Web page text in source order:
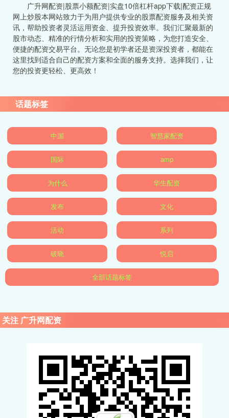
广升网配资|股票小额配资|实盘10倍杠杆app下载|配资正规
网上炒股本网站致力于为用户提供专业的股票配资服务及相关资
讯，帮助投资者灵活运用资金、提升投资效率。我们汇聚最新的
股市动态、精准的行情分析和实用的投资策略，为您打造安全、
便捷的配资交易平台。无论您是初学者还是资深投资者，都能在
这里找到适合自己的配资方案和全面的服务支持。选择我们，让
您的投资更轻松、更高效！
话题标签
中国 智慧家配资
国际 amp
为什么 华生配资
发布 文化
活动 系列
破晓 悦启
全部话题标签
关注 广升网配资